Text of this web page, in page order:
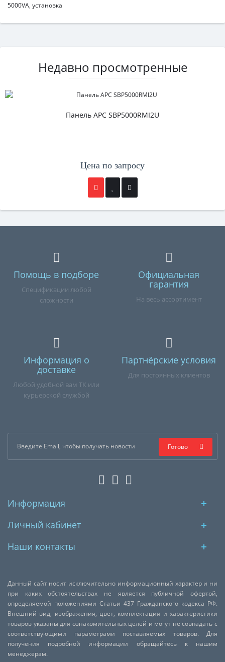
5000VA, установка
Недавно просмотренные
Панель APC SBP5000RMI2U
Цена по запросу
Помощь в подборе
Спецификации любой
сложности
Официальная
гарантия
На весь ассортимент
Информация о
доставке
Любой удобной вам ТК или
курьерской службой
Партнёрские условия
Для постоянных клиентов
Готово
Информация
Личный кабинет
Наши контакты
Данный сайт носит исключительно информационный характер и ни
при каких обстоятельствах не является публичной офертой,
определяемой положениями Статьи 437 Гражданского кодекса РФ.
Внешний вид, изображения, цвет, комплектация и характеристики
товаров указаны для ознакомительных целей и могут не совпадать с
соответствующими параметрами поставляемых товаров. Для
получения подробной информации обращайтесь к нашим
менеджерам.